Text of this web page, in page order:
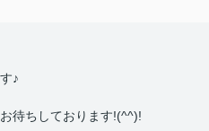
♪
待ちしております!(^^)!